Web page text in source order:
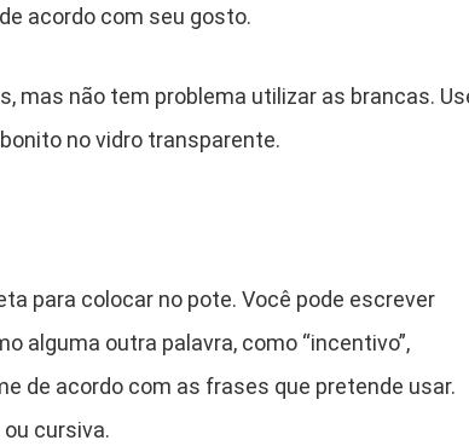
acordo com seu gosto.
mas não tem problema utilizar as brancas.
no vidro transparente.
para colocar no pote. Você pode escrever
alguma outra palavra, como “incentivo”,
de acordo com as frases que pretende usar.
cursiva.